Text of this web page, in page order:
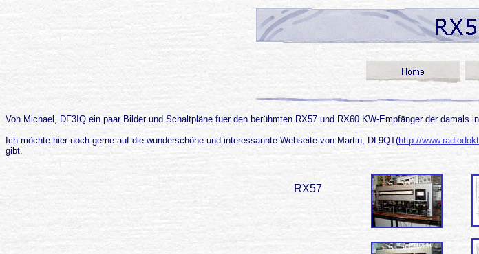
Von Michael, DF3IQ ein paar Bilder und Schaltpläne fuer den berühmten RX57 und RX60 KW-Empfänger der
Ich möchte hier noch gerne auf die wunderschöne und interessannte Webseite von Martin, DL9QT(http://
gibt.
RX57